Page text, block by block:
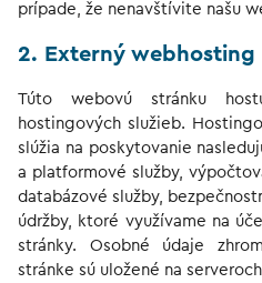
prípade, že nenavštívite našu
2. Externý webhosting
Túto webovú stránku
hostingových služieb.
slúžia na poskytovanie
a platformové služby,
databázové služby,
údržby, ktoré využívame na
stránky. Osobné údaje
stránke sú uložené na